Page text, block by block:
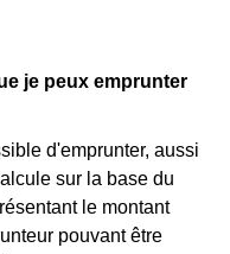
je peux emprunter
d'emprunter, aussi
sur la base du
le montant
pouvant être